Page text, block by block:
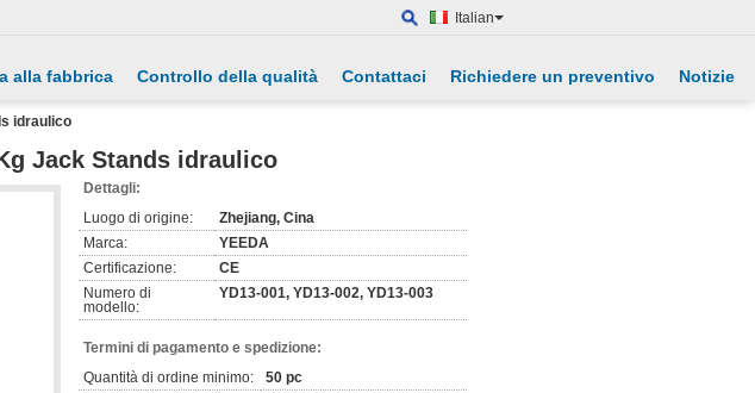
Italian
alla fabbrica Controllo della qualità Contattaci Richiedere un preventivo Notizie
idraulico
Jack Stands idraulico
Dettagli:
Luogo di origine:
Zhejiang, Cina
Marca:
YEEDA
Certificazione:
CE
Numero di
modello:
YD13-001, YD13-002, YD13-003
Termini di pagamento e spedizione:
Quantità di ordine minimo:
50 pc